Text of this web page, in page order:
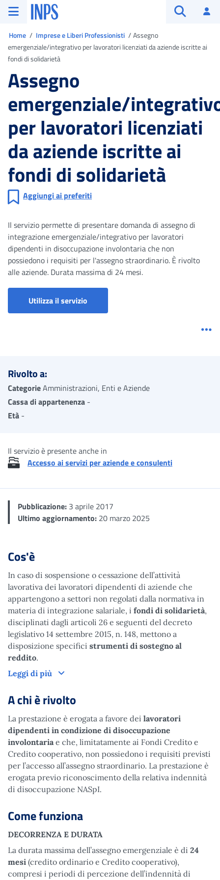
Vai al menu principale
Vai al contenuto principale
Vai al pie' di pagina
INPS ()
Home Imprese e Liberi Professionisti
Assegno
emergenziale/integrativo per lavoratori licenziati da aziende iscritte ai
fondi di solidarietà
Assegno
emergenziale/
per lavoratori licenziati
da aziende iscritte ai
fondi di solidarietà
Aggiungi ai preferiti
Il servizio permette di presentare domanda di assegno di
integrazione emergenziale/integrativo per lavoratori
dipendenti in disoccupazione involontaria che non
possiedono i requisiti per l'assegno straordinario. È rivolto
alle aziende. Durata massima di 24 mesi.
Utilizza il servizio
Rivolto a:
CategorieAmministrazioni, Enti e Aziende
Cassa di appartenenza -
Età -
Il servizio è presente anche in
Accesso ai servizi per aziende e consulenti
Pubblicazione: 3 aprile 2017
Ultimo aggiornamento: 20 marzo 2025
Cos'è
In caso di sospensione o cessazione dell’attività
lavorativa dei lavoratori dipendenti di aziende che
appartengono a settori non regolati dalla normativa in
materia di integrazione salariale, i fondi di solidarietà,
disciplinati dagli articoli 26 e seguenti del decreto
legislativo 14 settembre 2015, n. 148, mettono a
disposizione specifici strumenti di sostegno al
reddito.
Leggi di più
Cos'è
A chi è rivolto
La prestazione è erogata a favore dei lavoratori
dipendenti in condizione di disoccupazione
involontaria e che, limitatamente ai Fondi Credito e
Credito cooperativo, non possiedono i requisiti previsti
per l’accesso all’assegno straordinario. La prestazione è
erogata previo riconoscimento della relativa indennità
di disoccupazione NASpI.
Come funziona
DECORRENZA E DURATA
La durata massima dell’assegno emergenziale è di 24
mesi (credito ordinario e Credito cooperativo),
compresi i periodi di percezione dell’indennità di